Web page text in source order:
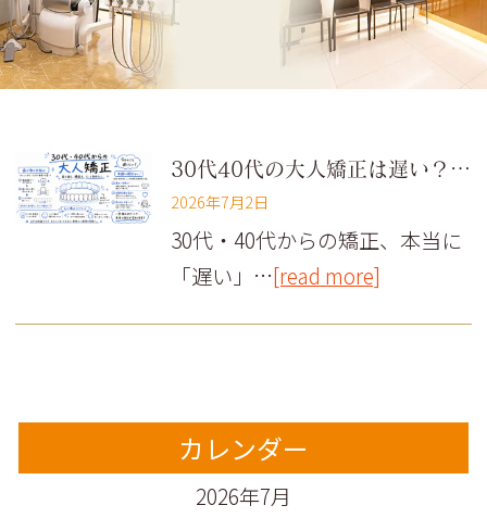
30代40代の大人矯正は遅い？歯が動く医学的根拠とリスクを解説
2026年7月2日
30代・40代からの矯正、本当に
「遅い」…[read more]
カレンダー
2026年7月